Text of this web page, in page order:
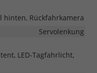
hinten, Rückfahrkamera
Servolenkung
LED-Tagfahrlicht,